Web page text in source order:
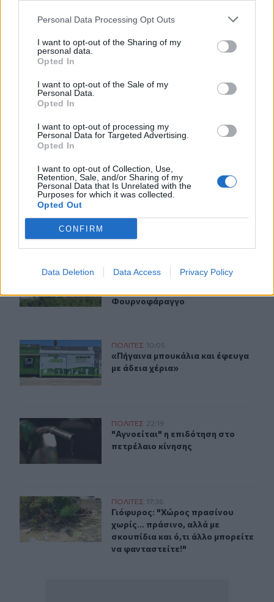
Personal Data Processing Opt Outs
I want to opt-out of the Sharing of my
personal data.
Opted In
I want to opt-out of the Sale of my
Personal Data.
Opted In
I want to opt-out of processing my
Personal Data for Targeted Advertising.
Opted In
I want to opt-out of Collection, Use,
Retention, Sale, and/or Sharing of my
Personal Data that Is Unrelated with the
Purposes for which it was collected.
Opted Out
CONFIRM
Data Deletion Data Access Privacy Policy
Κνωσός: Ένα χρόνο μετά τις δεσμεύσεις, επιστρέφουν
δεσμεύσεις, επιστρέφουν οι
δίσκοι με τα κέρματα στα WC
Πέρα από το πατίνι στην τσουλήθρα: Τι συμβαίνει με
ΠΟΛΙΤΕΣ 13:58
Πέρα από το πατίνι στην
Πέρα από το πατίνι στην
παιδική χαρά της Ερυθραίας;
Ο ναός του Σωτήρος Χριστού στο χωριό μου, στο
Ο ναός του Σωτήρος Χριστού στο
Ο ναός του Σωτήρος Χριστού
Φουρνοφάραγγο
«Πήγαινα μπουκάλια και έφευγα με άδεια χέρια»
ΠΟΛΙΤΕΣ 10:05
«Πήγαινα μπουκάλια και έφευγα με
«Πήγαινα μπουκάλια και έφευγα
με άδεια χέρια»
"Αγνοείται" η επιδότηση στο πετρέλαιο κίνησης
ΠΟΛΙΤΕΣ 22:19
"Αγνοείται" η επιδότηση στο
"Αγνοείται" η επιδότηση στο
πετρέλαιο κίνησης
Γιόφυρος: "Χώρος πρασίνου χωρίς... πράσινο, αλλά με
ΠΟΛΙΤΕΣ 17:36
Γιόφυρος: "Χώρος πρασίνου
Γιόφυρος: "Χώρος πρασίνου
χωρίς... πράσινο, αλλά με
σκουπίδια και ό,τι άλλο μπορείτε
να φανταστείτε!"